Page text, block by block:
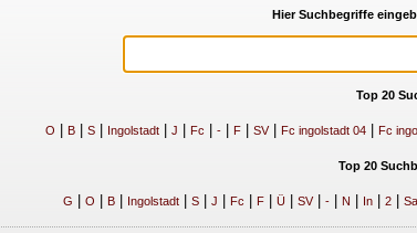
Hier Suchbegriffe
Top 20
O B| S| Ingolstadt| J Fc -| F| SV| Fc ingolstadt 04| Fc
Top 20
G O B| Ingolstadt| S| J Fc F| Ü| SV| -| N In| 2|